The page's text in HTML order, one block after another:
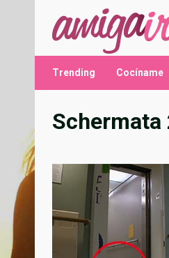
contenido
Trending Cocíname
Schermata